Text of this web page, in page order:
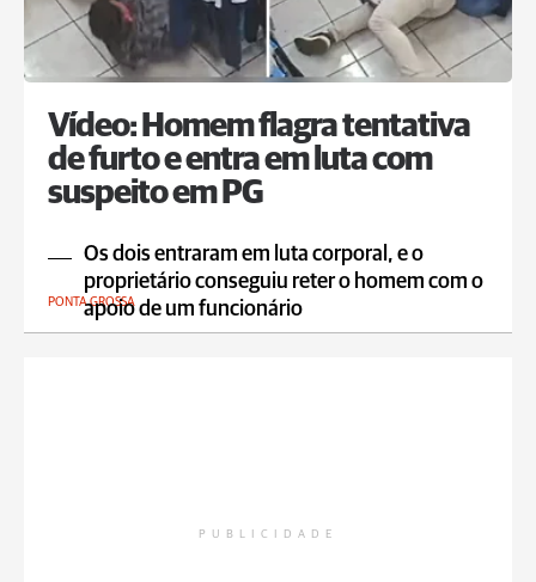
Vídeo: Homem flagra tentativa
de furto e entra em luta com
suspeito em PG
Os dois entraram em luta corporal, e o
proprietário conseguiu reter o homem com o
apoio de um funcionário
PONTA GROSSA
PUBLICIDADE